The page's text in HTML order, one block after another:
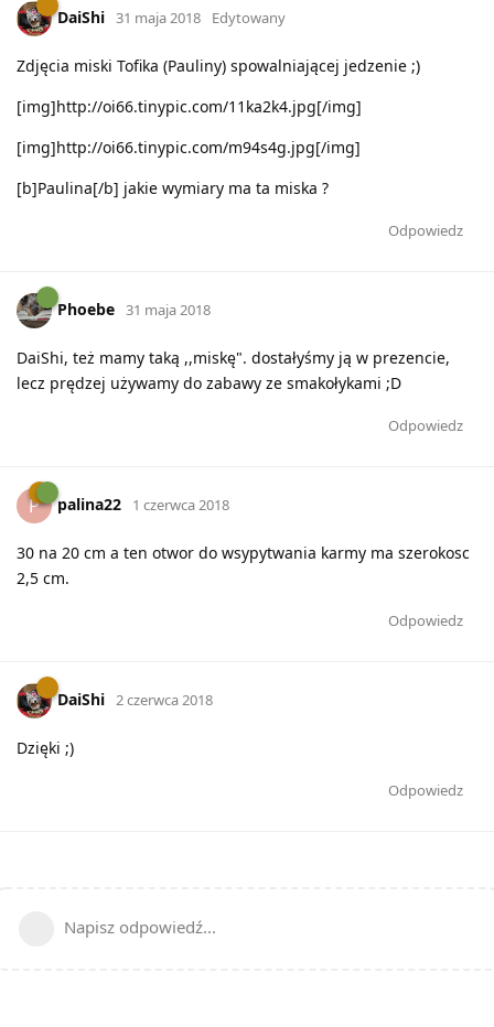
DaiShi 31 maja 2018 Edytowany
Zdjęcia miski Tofika (Pauliny) spowalniającej jedzenie ;)
[img]http://oi66.tinypic.com/11ka2k4.jpg[/img]
[img]http://oi66.tinypic.com/m94s4g.jpg[/img]
[b]Paulina[/b] jakie wymiary ma ta miska ?
Odpowiedz
Phoebe 31 maja 2018
DaiShi, też mamy taką ,,miskę". dostałyśmy ją w prezencie,
lecz prędzej używamy do zabawy ze smakołykami ;D
Odpowiedz
P palina22 1 czerwca 2018
30 na 20 cm a ten otwor do wsypytwania karmy ma szerokosc
2,5 cm.
Odpowiedz
DaiShi 2 czerwca 2018
Dzięki ;)
Odpowiedz
Napisz odpowiedź...